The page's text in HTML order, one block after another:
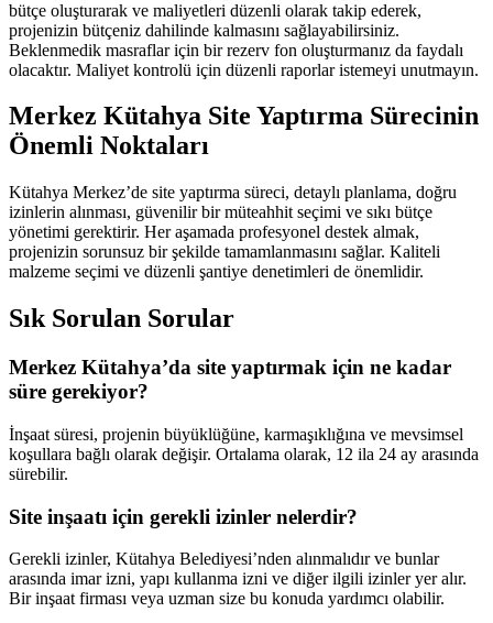
bütçe oluşturarak ve maliyetleri düzenli olarak takip ederek,
projenizin bütçeniz dahilinde kalmasını sağlayabilirsiniz.
Beklenmedik masraflar için bir rezerv fon oluşturmanız da faydalı
olacaktır. Maliyet kontrolü için düzenli raporlar istemeyi unutmayın.
Merkez Kütahya Site Yaptırma Sürecinin
Önemli Noktaları
Kütahya Merkez’de site yaptırma süreci, detaylı planlama, doğru
izinlerin alınması, güvenilir bir müteahhit seçimi ve sıkı bütçe
yönetimi gerektirir. Her aşamada profesyonel destek almak,
projenizin sorunsuz bir şekilde tamamlanmasını sağlar. Kaliteli
malzeme seçimi ve düzenli şantiye denetimleri de önemlidir.
Sık Sorulan Sorular
Merkez Kütahya’da site yaptırmak için ne kadar
süre gerekiyor?
İnşaat süresi, projenin büyüklüğüne, karmaşıklığına ve mevsimsel
koşullara bağlı olarak değişir. Ortalama olarak, 12 ila 24 ay arasında
sürebilir.
Site inşaatı için gerekli izinler nelerdir?
Gerekli izinler, Kütahya Belediyesi’nden alınmalıdır ve bunlar
arasında imar izni, yapı kullanma izni ve diğer ilgili izinler yer alır.
Bir inşaat firması veya uzman size bu konuda yardımcı olabilir.